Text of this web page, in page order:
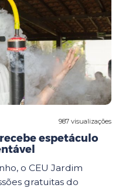
987 visualizações
espetáculo
o CEU Jardim
gratuitas do